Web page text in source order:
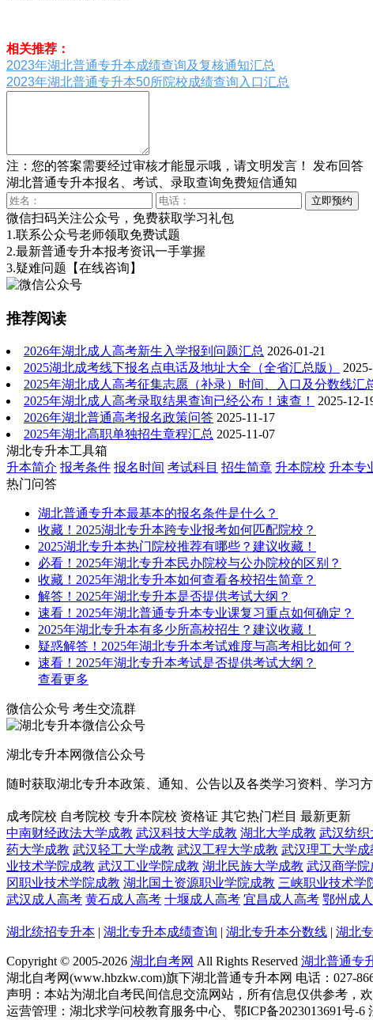
相关推荐：
2023年湖北普通专升本成绩查询及复核通知汇总
2023年湖北普通专升本50所院校成绩查询入口汇总
注：您的答案需要经过审核才能显示哦，请文明发言！
发布回答
湖北普通专升本报名、考试、录取查询免费短信通知
微信扫码关注公众号，免费获取学习礼包
1.联系公众号老师领取免费试题
2.最新普通专升本报考资讯一手掌握
3.疑难问题 【在线咨询】
推荐阅读
2026年湖北成人高考新生入学报到问题汇总 2026-01-21
2025湖北成考线下报名点电话及地址大全（全省汇总版）
2025年湖北成人高考征集志愿（补录）时间、入口及分数线汇
2025年湖北成人高考录取结果查询已经公布！速查！
2025-12-
2026年湖北普通高考报名政策问答 2025-11-17
2025年湖北高职单独招生章程汇总 2025-11-07
湖北专升本工具箱
升本简介 报考条件 报名时间 考试科目 招生简章 升本院校 升本专
热门问答
湖北普通专升本最基本的报名条件是什么？
收藏！2025湖北专升本跨专业报考如何匹配院校？
2025湖北专升本热门院校推荐有哪些？建议收藏！
必看！2025年湖北专升本民办院校与公办院校的区别？
收藏！2025年湖北专升本如何查看各校招生简章？
解答！2025年湖北专升本是否提供考试大纲？
速看！2025年湖北普通专升本专业课复习重点如何确定？
2025年湖北专升本有多少所高校招生？建议收藏！
疑惑解答！2025年湖北专升本考试难度与高考相比如何？
速看！2025年湖北专升本考试是否提供考试大纲？
查看更多
微信公众号 考生交流群
湖北专升本网微信公众号
随时获取湖北专升本政策、通知、公告以及各类学习资料、学习方
成考院校 自考院校 专升本院校 资格证 其它热门栏目 最新更新
中南财经政法大学成教 武汉科技大学成教 湖北大学成教 武汉纺织
药大学成教 武汉轻工大学成教 武汉工程大学成教 武汉理工大学成
业技术学院成教 武汉工业学院成教 湖北民族大学成教 武汉商学院
冈职业技术学院成教 湖北国土资源职业学院成教 三峡职业技术学
武汉成人高考 黄石成人高考 十堰成人高考 宜昌成人高考 鄂州成
湖北统招专升本 | 湖北专升本成绩查询 | 湖北专升本分数线 | 湖北
Copyright © 2005-2026 湖北自考网 All Rights Reserved 湖北普通专
湖北自考网(www.hbzkw.com)旗下湖北普通专升本网 电话：027-
声明：本站为湖北自考民间信息交流网站，所有信息仅供参考，
运营管理：湖北求学问校教育服务中心、鄂ICP备2023013691号-6